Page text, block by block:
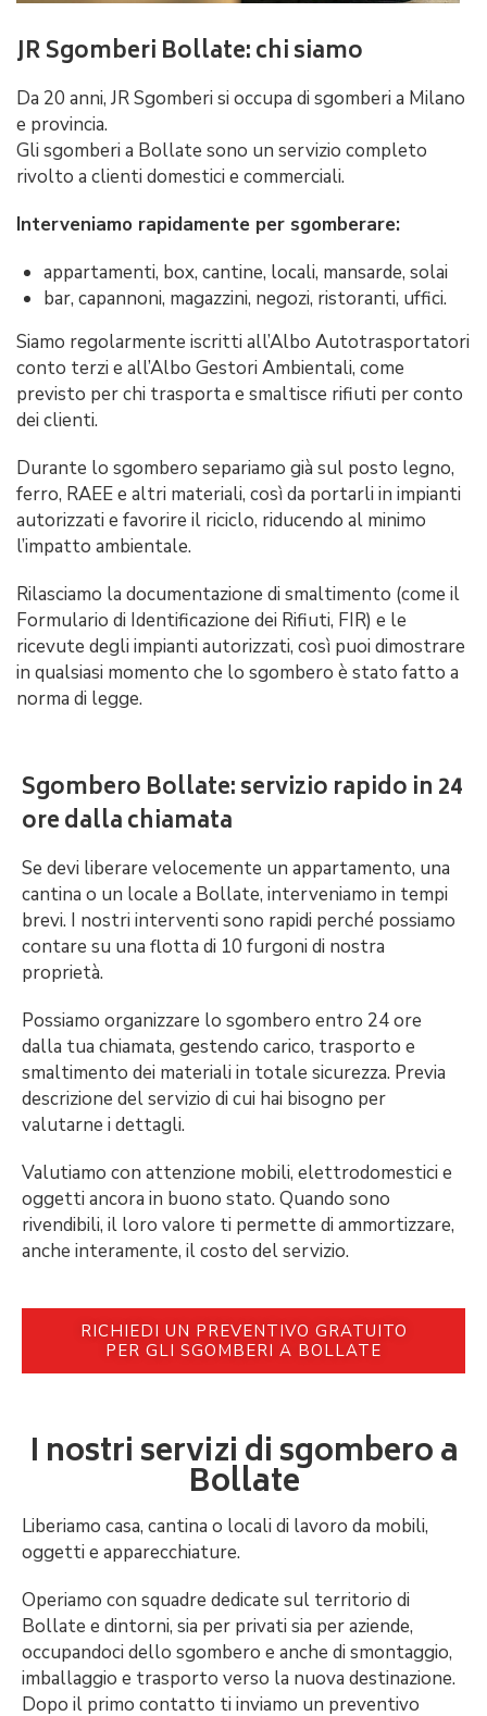
JR Sgomberi Bollate: chi siamo
Da 20 anni, JR Sgomberi si occupa di sgomberi a Milano
e provincia.
Gli sgomberi a Bollate sono un servizio completo
rivolto a clienti domestici e commerciali.
Interveniamo rapidamente per sgomberare:
appartamenti, box, cantine, locali, mansarde, solai
bar, capannoni, magazzini, negozi, ristoranti, uffici.
Siamo regolarmente iscritti all’Albo Autotrasportatori
conto terzi e all’Albo Gestori Ambientali, come
previsto per chi trasporta e smaltisce rifiuti per conto
dei clienti.
Durante lo sgombero separiamo già sul posto legno,
ferro, RAEE e altri materiali, così da portarli in impianti
autorizzati e favorire il riciclo, riducendo al minimo
l’impatto ambientale.
Rilasciamo la documentazione di smaltimento (come il
Formulario di Identificazione dei Rifiuti, FIR) e le
ricevute degli impianti autorizzati, così puoi dimostrare
in qualsiasi momento che lo sgombero è stato fatto a
norma di legge.
Sgombero Bollate: servizio rapido in 24
ore dalla chiamata
Se devi liberare velocemente un appartamento, una
cantina o un locale a Bollate, interveniamo in tempi
brevi. I nostri interventi sono rapidi perché possiamo
contare su una flotta di 10 furgoni di nostra
proprietà.
Possiamo organizzare lo sgombero entro 24 ore
dalla tua chiamata, gestendo carico, trasporto e
smaltimento dei materiali in totale sicurezza. Previa
descrizione del servizio di cui hai bisogno per
valutarne i dettagli.
Valutiamo con attenzione mobili, elettrodomestici e
oggetti ancora in buono stato. Quando sono
rivendibili, il loro valore ti permette di ammortizzare,
anche interamente, il costo del servizio.
RICHIEDI UN PREVENTIVO GRATUITO
PER GLI SGOMBERI A BOLLATE
I nostri servizi di sgombero a
Bollate
Liberiamo casa, cantina o locali di lavoro da mobili,
oggetti e apparecchiature.
Operiamo con squadre dedicate sul territorio di
Bollate e dintorni, sia per privati sia per aziende,
occupandoci dello sgombero e anche di smontaggio,
imballaggio e trasporto verso la nuova destinazione.
Dopo il primo contatto ti inviamo un preventivo